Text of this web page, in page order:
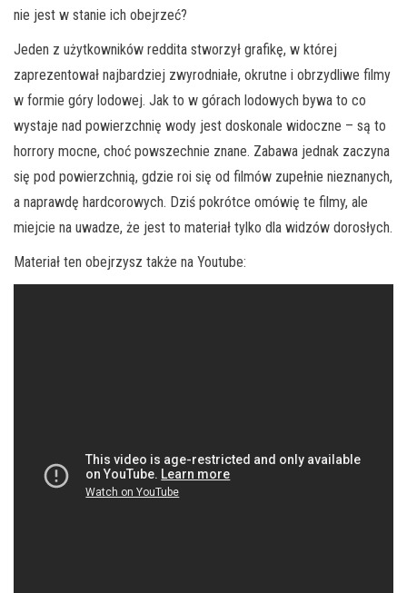
nie jest w stanie ich obejrzeć?
Jeden z użytkowników reddita stworzył grafikę, w której
zaprezentował najbardziej zwyrodniałe, okrutne i obrzydliwe filmy
w formie góry lodowej. Jak to w górach lodowych bywa to co
wystaje nad powierzchnię wody jest doskonale widoczne – są to
horrory mocne, choć powszechnie znane. Zabawa jednak zaczyna
się pod powierzchnią, gdzie roi się od filmów zupełnie nieznanych,
a naprawdę hardcorowych. Dziś pokrótce omówię te filmy, ale
miejcie na uwadze, że jest to materiał tylko dla widzów dorosłych.
Materiał ten obejrzysz także na Youtube: